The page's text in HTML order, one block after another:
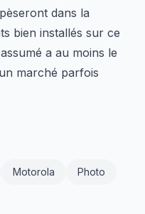
dans la
bien installés sur ce
a au moins le
marché parfois
Motorola Photo